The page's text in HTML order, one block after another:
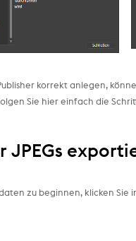
korrekt anlegen,
Sie hier einfach die
JPEGs
zu beginnen, klicken Sie